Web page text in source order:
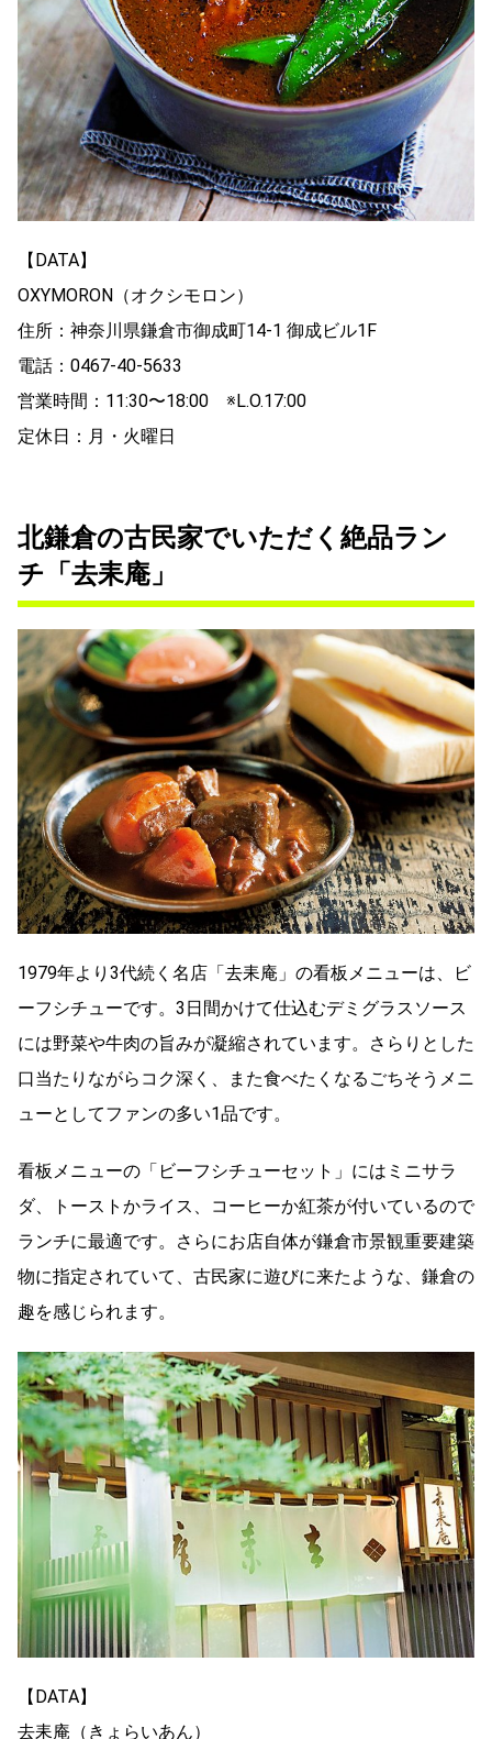
【DATA】
OXYMORON（オクシモロン）
住所：神奈川県鎌倉市御成町14-1 御成ビル1F
電話：0467-40-5633
営業時間：11:30〜18:00 ※L.O.17:00
定休日：月・火曜日
北鎌倉の古民家でいただく絶品ラン
チ「去耒庵」
1979年より3代続く名店「去耒庵」の看板メニューは、ビ
ーフシチューです。3日間かけて仕込むデミグラスソース
には野菜や牛肉の旨みが凝縮されています。さらりとした
口当たりながらコク深く、また食べたくなるごちそうメニ
ューとしてファンの多い1品です。
看板メニューの「ビーフシチューセット」にはミニサラ
ダ、トーストかライス、コーヒーか紅茶が付いているので
ランチに最適です。さらにお店自体が鎌倉市景観重要建築
物に指定されていて、古民家に遊びに来たような、鎌倉の
趣を感じられます。
【DATA】
去耒庵（きょらいあん）